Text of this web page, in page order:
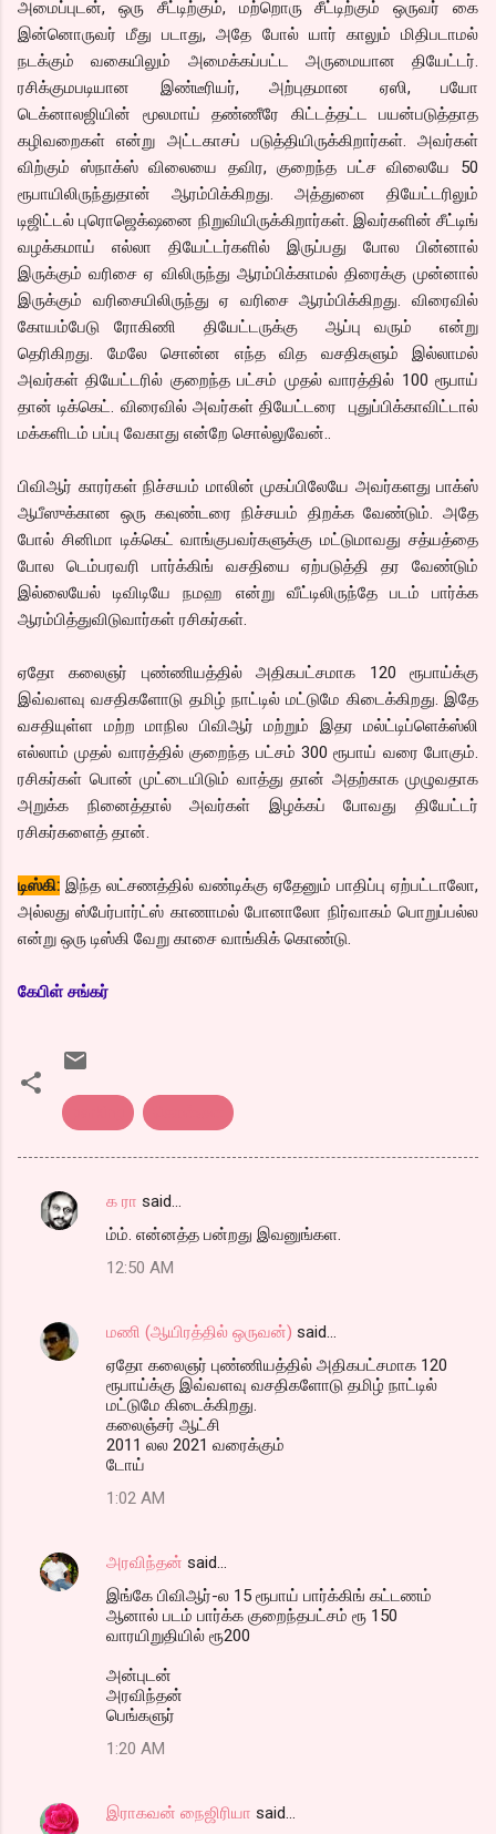
அமைப்புடன், ஒரு சீட்டிற்கும், மற்றொரு சீட்டிற்கும் ஒருவர் கை
இன்னொருவர் மீது படாது, அதே போல் யார் காலும் மிதிபடாமல்
நடக்கும் வகையிலும் அமைக்கப்பட்ட அருமையான தியேட்டர்.
ரசிக்குமபடியான இண்டீரியர், அற்புதமான ஏஸி, பயோ
டெக்னாலஜியின் மூலமாய் தண்ணீரே கிட்டத்தட்ட பயன்படுத்தாத
கழிவறைகள் என்று அட்டகாசப் படுத்தியிருக்கிறார்கள். அவர்கள்
விற்கும் ஸ்நாக்ஸ் விலையை தவிர, குறைந்த பட்ச விலையே 50
ரூபாயிலிருந்துதான் ஆரம்பிக்கிறது. அத்துனை தியேட்டரிலும்
டிஜிட்டல் புரொஜெக்‌ஷனை நிறுவியிருக்கிறார்கள். இவர்களின் சீட்டிங்
வழக்கமாய் எல்லா தியேட்டர்களில் இருப்பது போல பின்னால்
இருக்கும் வரிசை ஏ விலிருந்து ஆரம்பிக்காமல் திரைக்கு முன்னால்
இருக்கும் வரிசையிலிருந்து ஏ வரிசை ஆரம்பிக்கிறது. விரைவில்
கோயம்பேடு ரோகிணி தியேட்டருக்கு ஆப்பு வரும் என்று
தெரிகிறது. மேலே சொன்ன எந்த வித வசதிகளும் இல்லாமல்
அவர்கள் தியேட்டரில் குறைந்த பட்சம் முதல் வாரத்தில் 100 ரூபாய்
தான் டிக்கெட். விரைவில் அவர்கள் தியேட்டரை புதுப்பிக்காவிட்டால்
மக்களிடம் பப்பு வேகாது என்றே சொல்லுவேன்..
பிவிஆர் காரர்கள் நிச்சயம் மாலின் முகப்பிலேயே அவர்களது பாக்ஸ்
ஆபீஸுக்கான ஒரு கவுண்டரை நிச்சயம் திறக்க வேண்டும். அதே
போல் சினிமா டிக்கெட் வாங்குபவர்களுக்கு மட்டுமாவது சத்யத்தை
போல டெம்பரவரி பார்க்கிங் வசதியை ஏற்படுத்தி தர வேண்டும்
இல்லையேல் டிவிடியே நமஹ என்று வீட்டிலிருந்தே படம் பார்க்க
ஆரம்பித்துவிடுவார்கள் ரசிகர்கள்.
ஏதோ கலைஞர் புண்ணியத்தில் அதிகபட்சமாக 120 ரூபாய்க்கு
இவ்வளவு வசதிகளோடு தமிழ் நாட்டில் மட்டுமே கிடைக்கிறது. இதே
வசதியுள்ள மற்ற மாநில பிவிஆர் மற்றும் இதர மல்ட்டிப்ளெக்ஸ்லி
எல்லாம் முதல் வாரத்தில் குறைந்த பட்சம் 300 ரூபாய் வரை போகும்.
ரசிகர்கள் பொன் முட்டையிடும் வாத்து தான் அதற்காக முழுவதாக
அறுக்க நினைத்தால் அவர்கள் இழக்கப் போவது தியேட்டர்
ரசிகர்களைத் தான்.
டிஸ்கி: இந்த லட்சணத்தில் வண்டிக்கு ஏதேனும் பாதிப்பு ஏற்பட்டாலோ,
அல்லது ஸ்பேர்பார்ட்ஸ் காணாமல் போனாலோ நிர்வாகம் பொறுப்பல்ல
என்று ஒரு டிஸ்கி வேறு காசை வாங்கிக் கொண்டு.
கேபிள் சங்கர்
C
e
க ரா said…
ம்ம். என்னத்த பன்றது இவனுங்கள.
12:50 AM
மணி (ஆயிரத்தில் ஒருவன்) said…
ஏதோ கலைஞர் புண்ணியத்தில் அதிகபட்சமாக 120
ரூபாய்க்கு இவ்வளவு வசதிகளோடு தமிழ் நாட்டில்
மட்டுமே கிடைக்கிறது.
கலைஞ்சர் ஆட்சி
2011 லல 2021 வரைக்கும்
டோய்
1:02 AM
அரவிந்தன் said…
இங்கே பிவிஆர்-ல 15 ரூபாய் பார்க்கிங் கட்டணம்
ஆனால் படம் பார்க்க குறைந்தபட்சம் ரூ 150
வாரயிறுதியில் ரூ200
அன்புடன்
அரவிந்தன்
பெங்களுர்
1:20 AM
இராகவன் நைஜிரியா said…